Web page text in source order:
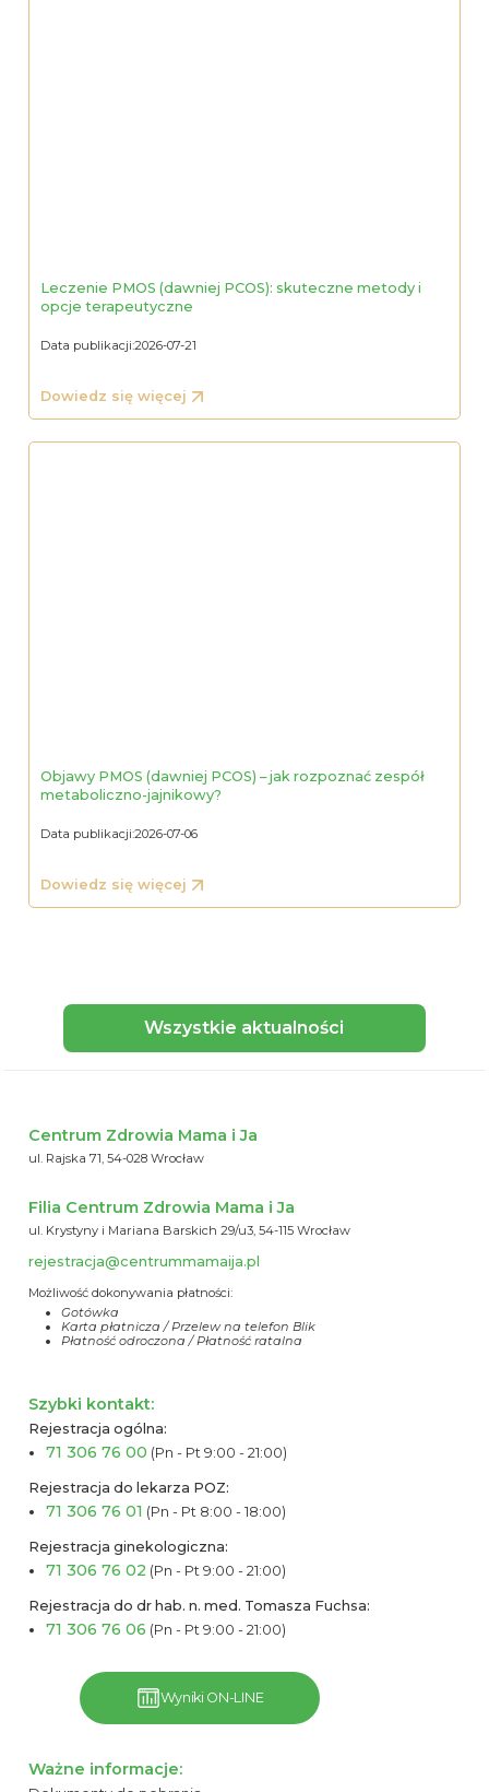
Leczenie PMOS (dawniej PCOS): skuteczne metody i
opcje terapeutyczne
Data publikacji:2026-07-21
Dowiedz się więcej
Objawy PMOS (dawniej PCOS) – jak rozpoznać zespół
metaboliczno-jajnikowy?
Data publikacji:2026-07-06
Dowiedz się więcej
Wszystkie aktualności
Centrum Zdrowia Mama i Ja
ul. Rajska 71, 54-028 Wrocław
Filia Centrum Zdrowia Mama i Ja
ul. Krystyny i Mariana Barskich 29/u3, 54-115 Wrocław
rejestracja@centrummamaija.pl
Możliwość dokonywania płatności:
Gotówka
Karta płatnicza / Przelew na telefon Blik
Płatność odroczona / Płatność ratalna
Szybki kontakt:
Rejestracja ogólna:
71 306 76 00 (Pn - Pt 9:00 - 21:00)
Rejestracja do lekarza POZ:
71 306 76 01 (Pn - Pt 8:00 - 18:00)
Rejestracja ginekologiczna:
71 306 76 02 (Pn - Pt 9:00 - 21:00)
Rejestracja do dr hab. n. med. Tomasza Fuchsa:
71 306 76 06 (Pn - Pt 9:00 - 21:00)
Wyniki ON-LINE
Ważne informacje: